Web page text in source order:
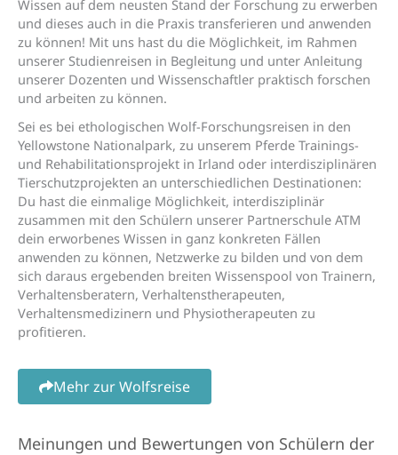
Wissen auf dem neusten Stand der Forschung zu erwerben
und dieses auch in die Praxis transferieren und anwenden
zu können! Mit uns hast du die Möglichkeit, im Rahmen
unserer Studienreisen in Begleitung und unter Anleitung
unserer Dozenten und Wissenschaftler praktisch forschen
und arbeiten zu können.
Sei es bei ethologischen Wolf-Forschungsreisen in den
Yellowstone Nationalpark, zu unserem Pferde Trainings-
und Rehabilitationsprojekt in Irland oder interdisziplinären
Tierschutzprojekten an unterschiedlichen Destinationen:
Du hast die einmalige Möglichkeit, interdisziplinär
zusammen mit den Schülern unserer Partnerschule ATM
dein erworbenes Wissen in ganz konkreten Fällen
anwenden zu können, Netzwerke zu bilden und von dem
sich daraus ergebenden breiten Wissenspool von Trainern,
Verhaltensberatern, Verhaltenstherapeuten,
Verhaltensmedizinern und Physiotherapeuten zu
profitieren.
Mehr zur Wolfsreise
Meinungen und Bewertungen von Schülern der